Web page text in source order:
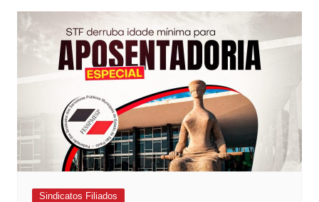
Sindicatos Filiados